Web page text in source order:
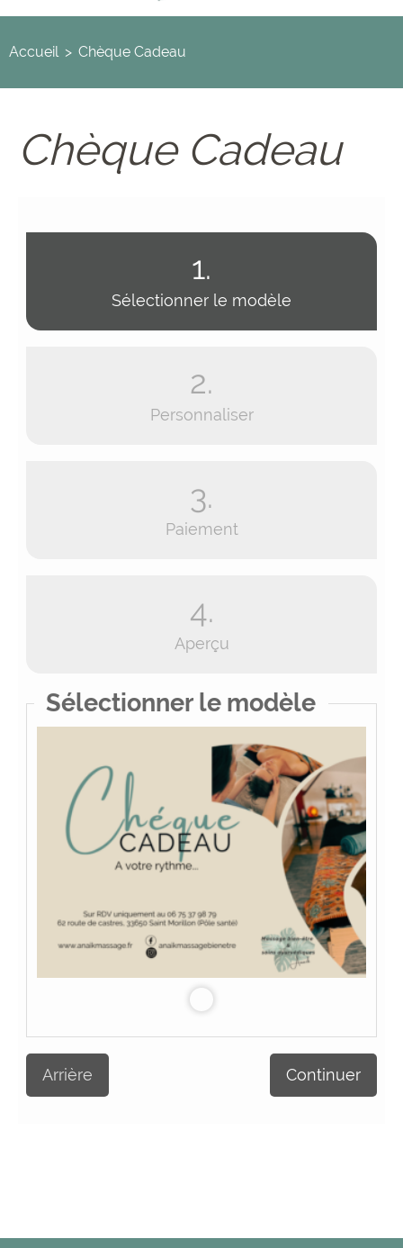
Accueil > Chèque Cadeau
Chèque Cadeau
1.
Sélectionner le modèle
2.
Personnaliser
3.
Paiement
4.
Aperçu
Sélectionner le modèle
Arrière Continuer